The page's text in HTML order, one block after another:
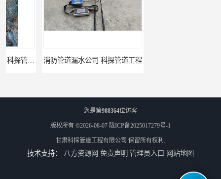
消防管道漏水公司 科探管道工程 公司查漏水电话 科探管道工程
您是第988364位访客
版权所有 ©2026-08-07 陇ICP备2025017279号-1
甘肃科探管道工程有限公司 保留所有权利.
技术支持： 八方资源网 免责声明 管理员入口 网站地图